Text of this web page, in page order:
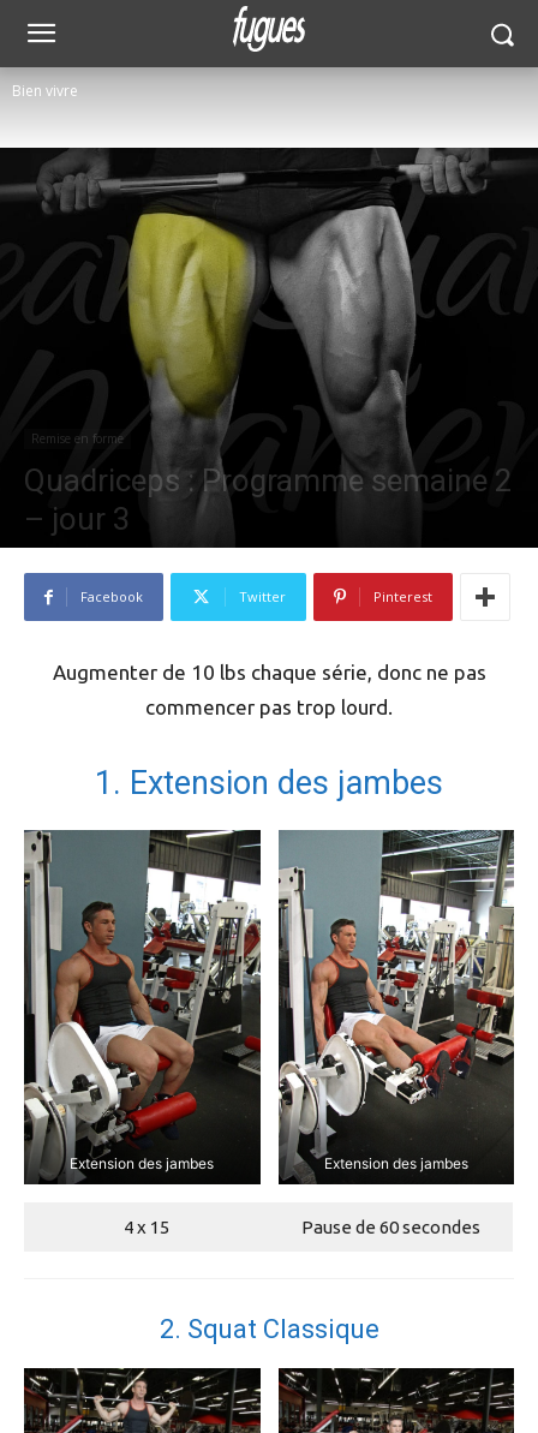
Bien vivre
Remise en forme
Quadriceps : Programme semaine 2
– jour 3
Facebook Twitter Pinterest
Augmenter de 10 lbs chaque série, donc ne pas
commencer pas trop lourd.
1. Extension des jambes
Extension des jambes Extension des jambes
4 x 15 Pause de 60 secondes
2. Squat Classique